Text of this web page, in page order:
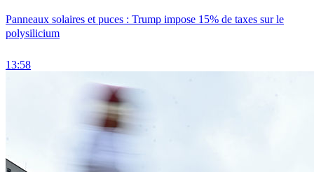
Panneaux solaires et puces : Trump impose 15% de taxes sur le
polysilicium
13:58